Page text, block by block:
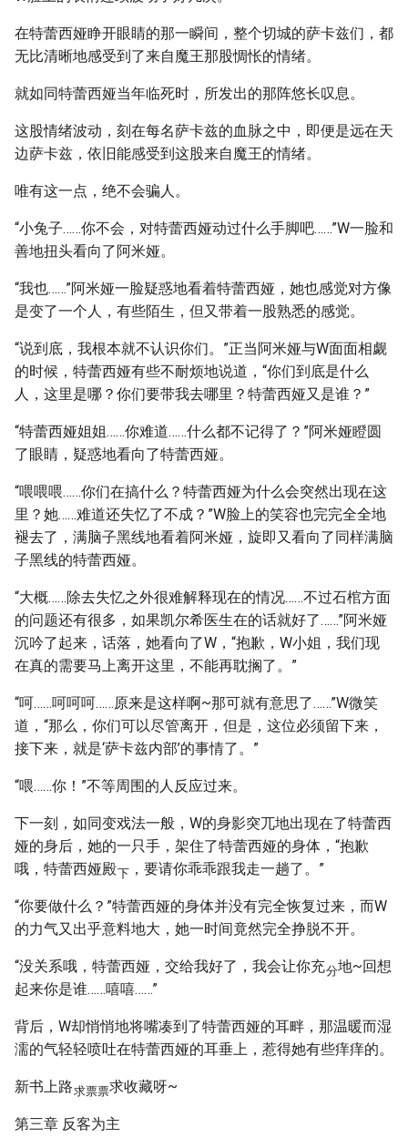
在特蕾西娅睁开眼睛的那一瞬间，整个切城的萨卡兹们，都
无比清晰地感受到了来自魔王那股惆怅的情绪。
就如同特蕾西娅当年临死时，所发出的那阵悠长叹息。
这股情绪波动，刻在每名萨卡兹的血脉之中，即便是远在天
边萨卡兹，依旧能感受到这股来自魔王的情绪。
唯有这一点，绝不会骗人。
“小兔子……你不会，对特蕾西娅动过什么手脚吧……”W一脸和
善地扭头看向了阿米娅。
“我也……”阿米娅一脸疑惑地看着特蕾西娅，她也感觉对方像
是变了一个人，有些陌生，但又带着一股熟悉的感觉。
“说到底，我根本就不认识你们。”正当阿米娅与W面面相觑
的时候，特蕾西娅有些不耐烦地说道，“你们到底是什么
人，这里是哪？你们要带我去哪里？特蕾西娅又是谁？”
“特蕾西娅姐姐……你难道……什么都不记得了？”阿米娅瞪圆
了眼睛，疑惑地看向了特蕾西娅。
“喂喂喂……你们在搞什么？特蕾西娅为什么会突然出现在这
里？她……难道还失忆了不成？”W脸上的笑容也完完全全地
褪去了，满脑子黑线地看着阿米娅，旋即又看向了同样满脑
子黑线的特蕾西娅。
“大概……除去失忆之外很难解释现在的情况……不过石棺方面
的问题还有很多，如果凯尔希医生在的话就好了……”阿米娅
沉吟了起来，话落，她看向了W，“抱歉，W小姐，我们现
在真的需要马上离开这里，不能再耽搁了。”
“呵……呵呵呵……原来是这样啊~那可就有意思了……”W微笑
道，“那么，你们可以尽管离开，但是，这位必须留下来，
接下来，就是‘萨卡兹内部’的事情了。”
“喂……你！”不等周围的人反应过来。
下一刻，如同变戏法一般，W的身影突兀地出现在了特蕾西
娅的身后，她的一只手，架住了特蕾西娅的身体，“抱歉
哦，特蕾西娅殿下 ，要请你乖乖跟我走一趟了。”
“你要做什么？”特蕾西娅的身体并没有完全恢复过来，而W
的力气又出乎意料地大，她一时间竟然完全挣脱不开。
“没关系哦，特蕾西娅，交给我好了，我会让你充分地~回想
起来你是谁……嘻嘻……”
背后，W却悄悄地将嘴凑到了特蕾西娅的耳畔，那温暖而湿
濡的气轻轻喷吐在特蕾西娅的耳垂上，惹得她有些痒痒的。
新书上路求票票求收藏呀~
第三章 反客为主